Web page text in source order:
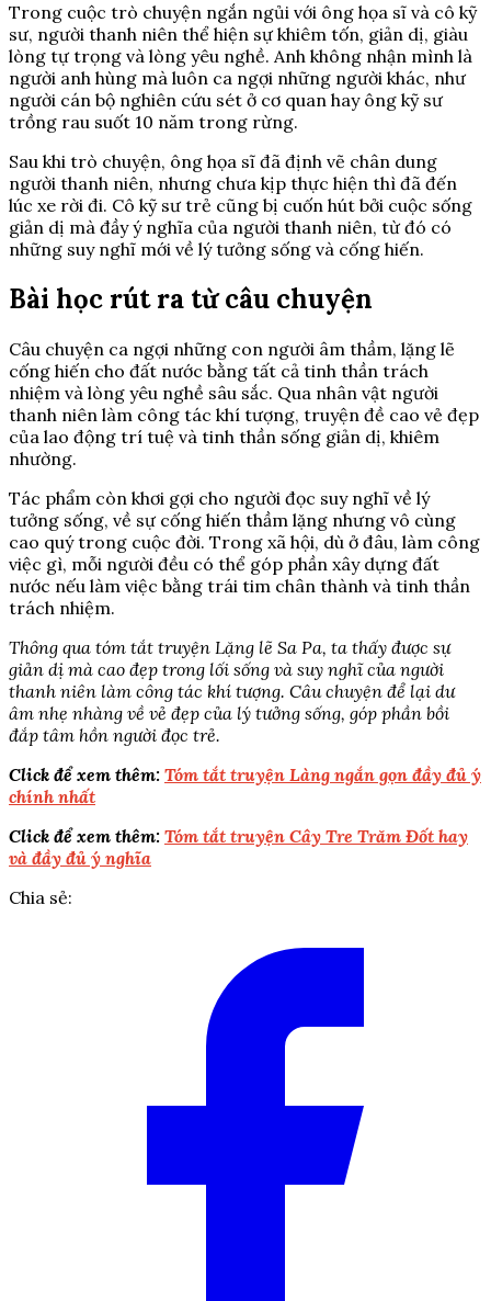
Trong cuộc trò chuyện ngắn ngủi với ông họa sĩ và cô kỹ
sư, người thanh niên thể hiện sự khiêm tốn, giản dị, giàu
lòng tự trọng và lòng yêu nghề. Anh không nhận mình là
người anh hùng mà luôn ca ngợi những người khác, như
người cán bộ nghiên cứu sét ở cơ quan hay ông kỹ sư
trồng rau suốt 10 năm trong rừng.
Sau khi trò chuyện, ông họa sĩ đã định vẽ chân dung
người thanh niên, nhưng chưa kịp thực hiện thì đã đến
lúc xe rời đi. Cô kỹ sư trẻ cũng bị cuốn hút bởi cuộc sống
giản dị mà đầy ý nghĩa của người thanh niên, từ đó có
những suy nghĩ mới về lý tưởng sống và cống hiến.
Bài học rút ra từ câu chuyện
Câu chuyện ca ngợi những con người âm thầm, lặng lẽ
cống hiến cho đất nước bằng tất cả tinh thần trách
nhiệm và lòng yêu nghề sâu sắc. Qua nhân vật người
thanh niên làm công tác khí tượng, truyện đề cao vẻ đẹp
của lao động trí tuệ và tinh thần sống giản dị, khiêm
nhường.
Tác phẩm còn khơi gợi cho người đọc suy nghĩ về lý
tưởng sống, về sự cống hiến thầm lặng nhưng vô cùng
cao quý trong cuộc đời. Trong xã hội, dù ở đâu, làm công
việc gì, mỗi người đều có thể góp phần xây dựng đất
nước nếu làm việc bằng trái tim chân thành và tinh thần
trách nhiệm.
Thông qua tóm tắt truyện Lặng lẽ Sa Pa, ta thấy được sự
giản dị mà cao đẹp trong lối sống và suy nghĩ của người
thanh niên làm công tác khí tượng. Câu chuyện để lại dư
âm nhẹ nhàng về vẻ đẹp của lý tưởng sống, góp phần bồi
đắp tâm hồn người đọc trẻ.
Click để xem thêm: Tóm tắt truyện Làng ngắn gọn đầy đủ ý
chính nhất
Click để xem thêm: Tóm tắt truyện Cây Tre Trăm Đốt hay
và đầy đủ ý nghĩa
Chia sẻ: